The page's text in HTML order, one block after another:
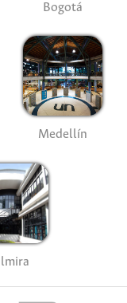
Bogotá
Medellín